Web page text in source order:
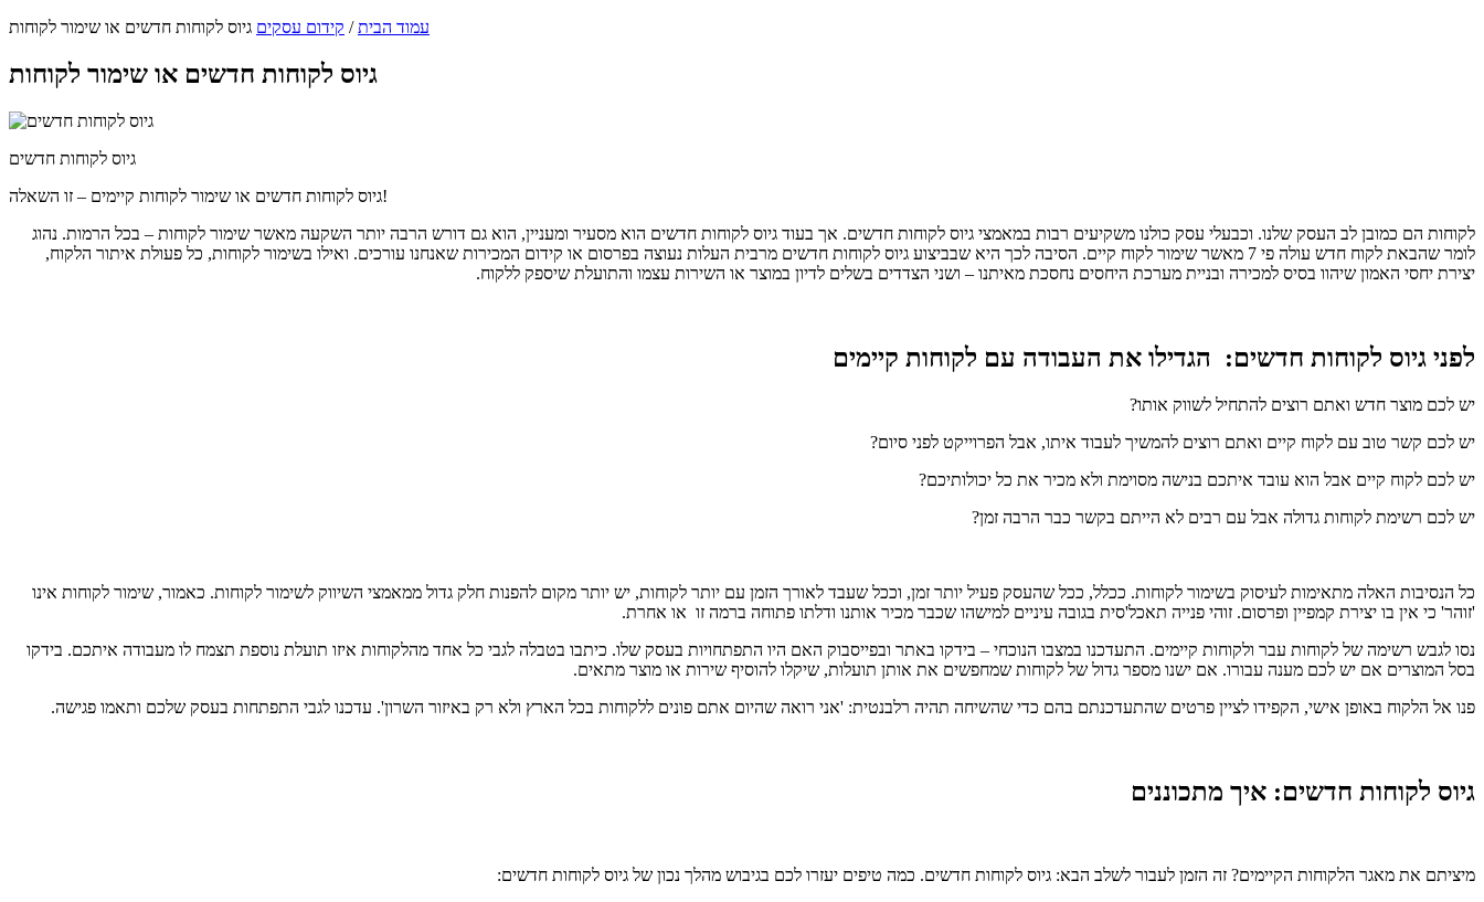
עמוד הבית/ קידום עסקים גיוס לקוחות חדשים או שימור לקוחות
גיוס לקוחות חדשים או שימור לקוחות
גיוס לקוחות חדשים
גיוס לקוחות חדשים או שימור לקוחות קיימים – זו השאלה!
לקוחות הם כמובן לב העסק שלנו. וכבעלי עסק כולנו משקיעים רבות במאמצי גיוס לקוחות חדשים. אך בעוד גיוס לקוחות חדשים הוא מסעיר ומעניין, הוא גם דורש הרבה יותר השקעה מאשר שימור לקוחות – בכל הרמות. נהוג
לומר שהבאת לקוח חדש עולה פי 7 מאשר שימור לקוח קיים. הסיבה לכך היא שבביצוע גיוס לקוחות חדשים מרבית העלות נעוצה בפרסום או קידום המכירות שאנחנו עורכים. ואילו בשימור לקוחות, כל פעולת איתור הלקוח,
יצירת יחסי האמון שיהוו בסיס למכירה ובניית מערכת היחסים נחסכת מאיתנו – ושני הצדדים בשלים לדיון במוצר או השירות עצמו והתועלת שיספק ללקוח.
לפני גיוס לקוחות חדשים: הגדילו את העבודה עם לקוחות קיימים
יש לכם מוצר חדש ואתם רוצים להתחיל לשווק אותו?
יש לכם קשר טוב עם לקוח קיים ואתם רוצים להמשיך לעבוד איתו, אבל הפרוייקט לפני סיום?
יש לכם לקוח קיים אבל הוא עובד איתכם בנישה מסוימת ולא מכיר את כל יכולותיכם?
יש לכם רשימת לקוחות גדולה אבל עם רבים לא הייתם בקשר כבר הרבה זמן?
כל הנסיבות האלה מתאימות לעיסוק בשימור לקוחות. ככלל, ככל שהעסק פעיל יותר זמן, וככל שעבד לאורך הזמן עם יותר לקוחות, יש יותר מקום להפנות חלק גדול ממאמצי השיווק לשימור לקוחות. כאמור, שימור לקוחות אינו
'זוהר' כי אין בו יצירת קמפיין ופרסום. זוהי פנייה תאכל'סית בגובה עיניים למישהו שכבר מכיר אותנו ודלתו פתוחה ברמה זו או אחרת.
נסו לגבש רשימה של לקוחות עבר ולקוחות קיימים. התעדכנו במצבו הנוכחי – בידקו באתר ובפייסבוק האם היו התפתחויות בעסק שלו. כיתבו בטבלה לגבי כל אחד מהלקוחות איזו תועלת נוספת תצמח לו מעבודה איתכם. בידקו
בסל המוצרים אם יש לכם מענה עבורו. אם ישנו מספר גדול של לקוחות שמחפשים את אותן תועלות, שיקלו להוסיף שירות או מוצר מתאים.
פנו אל הלקוח באופן אישי, הקפידו לציין פרטים שהתעדכנתם בהם כדי שהשיחה תהיה רלבנטית: 'אני רואה שהיום אתם פונים ללקוחות בכל הארץ ולא רק באיזור השרון'. עדכנו לגבי התפתחות בעסק שלכם ותאמו פגישה.
גיוס לקוחות חדשים: איך מתכוננים
מיציתם את מאגר הלקוחות הקיימים? זה הזמן לעבור לשלב הבא: גיוס לקוחות חדשים. כמה טיפים יעזרו לכם בגיבוש מהלך נכון של גיוס לקוחות חדשים: